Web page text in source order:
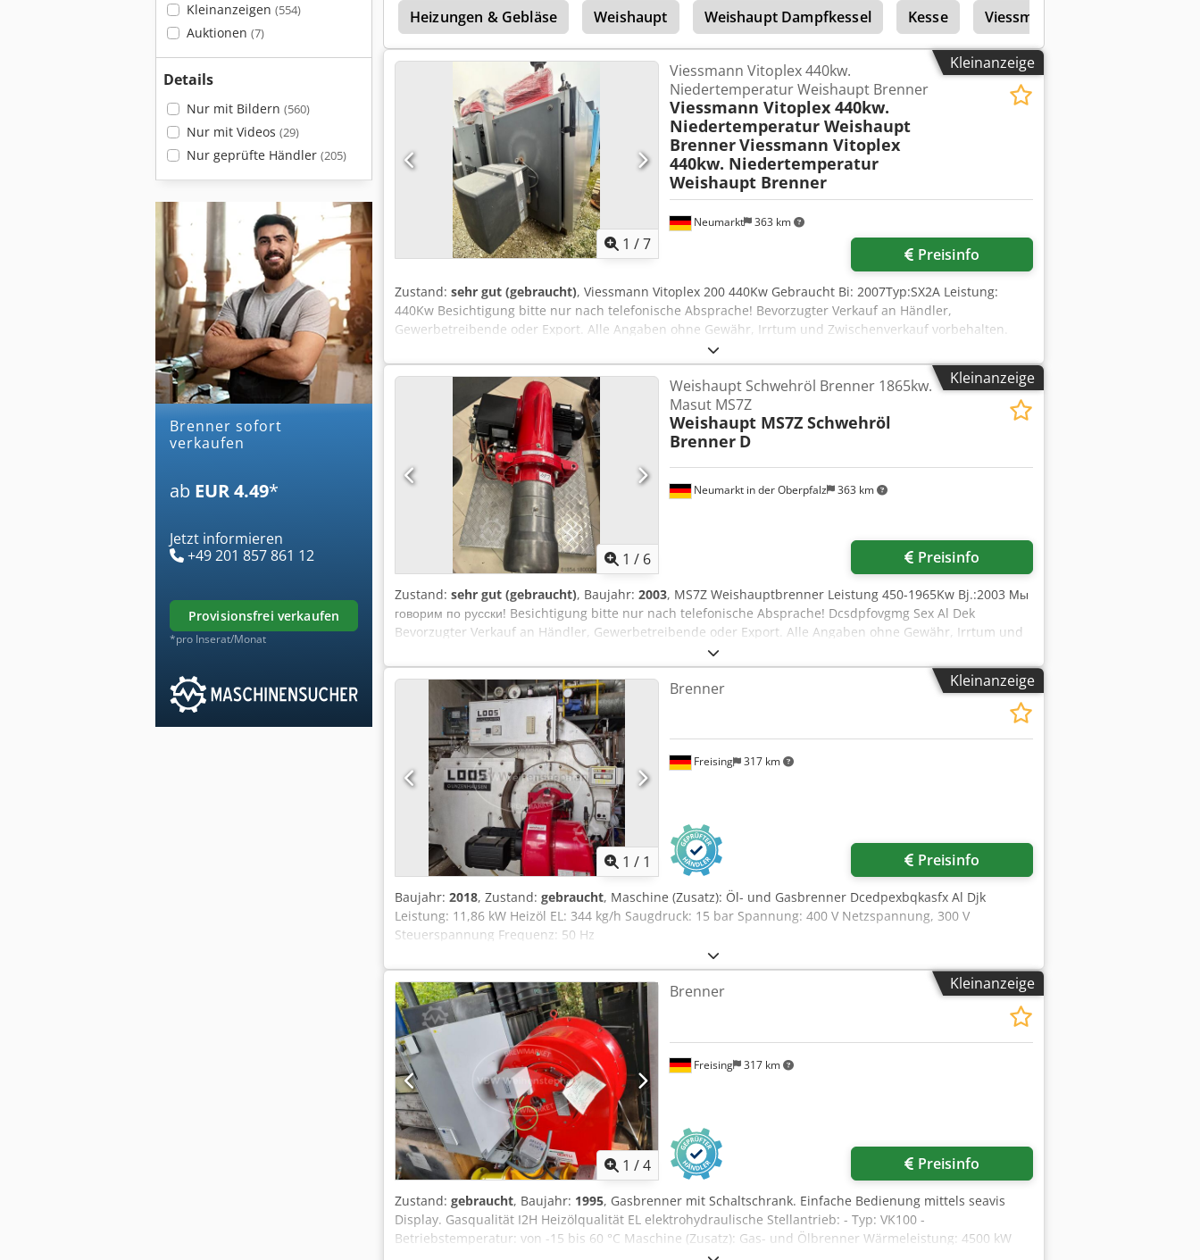
Kleinanzeigen (554)
Auktionen (7)
Details
Nur mit Bildern (560)
Nur mit Videos (29)
Nur geprüfte Händler (205)
brenner sofort
verkaufen
ab EUR 4.49*
Jetzt informieren
+49 201 857 861 12
provisionsfrei verkaufen
*pro Inserat/Monat
Heizungen & Gebläse
Weishaupt Weishaupt Dampfkessel Kesse Viessmann Rexola Biferral
Certuss Dampfkessel
Kleinanzeige
1 /7
Neumarkt 363 km
Viessmann Vitoplex 440kw.
Niedertemperatur Weishaupt Brenner
Viessmann Vitoplex 440kw.
Niedertemperatur Weishaupt
BrennerViessmann Vitoplex
440kw. Niedertemperatur
Weishaupt Brenner
Preisinfo
Zustand: sehr gut (gebraucht), Viessmann Vitoplex 200 440Kw Gebraucht Bi: 2007Typ:SX2A Leistung:
440Kw Besichtigung bitte nur nach telefonische Absprache! Bevorzugter Verkauf an Händler,
Gewerbetreibende oder Export. Alle Angaben ohne Gewähr, Irrtum und Zwischenverkauf vorbehalten.
R2Ru7Mxt2V Der Verkäufer übernimmt keine Haftung für Tipp und Datenübermittlungsfehler.
Selbstverständlich erledigen wir auch sämtliche Formalitäten Verladung möglich Mehr Informationen
anfordern Dcjdpjvilvdjfx Al Dok
Kleinanzeige
1 / 6
Neumarkt in der Oberpfalz 363 km
Weishaupt Schwehröl Brenner 1865kw.
Masut MS7Z
Weishaupt MS7Z Schwehröl
Brenner D
Preisinfo
Zustand: sehr gut (gebraucht), Baujahr: 2003, MS7Z Weishauptbrenner Leistung 450-1965Kw Bj.:2003 Мы
говорим по русски! Besichtigung bitte nur nach telefonische Absprache! Dcsdpfovgmg Sex Al Dek
Bevorzugter Verkauf an Händler, Gewerbetreibende oder Export. Alle Angaben ohne Gewähr, Irrtum und
Zwischenverkauf vorbehalten. Der Verkäufer übernimmt keine Haftung für Tipp und
Datenübermittlungsfehler. Gern nehmen wir Ihren Gebrauchtkessel oder Brenner in kauf!
Selbstverständlich erledigen wir auch sämtliche Formalitäten Verladung möglich
Kleinanzeige
1 / 1
Freising 317 km
Brenner
Preisinfo
Baujahr: 2018, Zustand: gebraucht, Maschine (Zusatz): Öl- und Gasbrenner Dcedpexbqkasfx Al Djk
Leistung: 11,86 kW Heizöl EL: 344 kg/h Saugdruck: 15 bar Spannung: 400 V Netzspannung, 300 V
Steuerspannung Frequenz: 50 Hz
Kleinanzeige
1 /4
Freising 317 km
Brenner
Preisinfo
Zustand: gebraucht, Baujahr: 1995, Gasbrenner mit Schaltschrank. Einfache Bedienung mittels seavis
Display. Gasqualität I2H Heizölqualität EL elektrohydraulische Stellantrieb: - Typ: VK100 -
Betriebstemperatur: von -15 bis 60 °C Maschine (Zusatz): Gas- und Ölbrenner Wärmeleistung: 4500 kW
Gasdruck: 100 mbar Leistung: 12,5 kW Spannung: 400 V Frequenz: 50 Hz Länge: 1,90 m Breite: 1,10 m